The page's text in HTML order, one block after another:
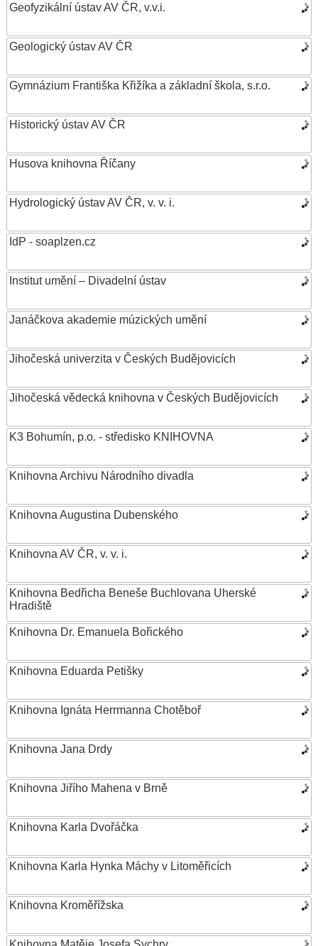
Geofyzikální ústav AV ČR, v.v.i.
Geologický ústav AV ČR
Gymnázium Františka Křižíka a základní škola, s.r.o.
Historický ústav AV ČR
Husova knihovna Říčany
Hydrologický ústav AV ČR, v. v. i.
IdP - soaplzen.cz
Institut umění – Divadelní ústav
Janáčkova akademie múzických umění
Jihočeská univerzita v Českých Budějovicích
Jihočeská vědecká knihovna v Českých Budějovicích
K3 Bohumín, p.o. - středisko KNIHOVNA
Knihovna Archivu Národního divadla
Knihovna Augustina Dubenského
Knihovna AV ČR, v. v. i.
Knihovna Bedřicha Beneše Buchlovana Uherské
Hradiště
Knihovna Dr. Emanuela Bořického
Knihovna Eduarda Petišky
Knihovna Ignáta Herrmanna Chotěboř
Knihovna Jana Drdy
Knihovna Jiřího Mahena v Brně
Knihovna Karla Dvořáčka
Knihovna Karla Hynka Máchy v Litoměřicích
Knihovna Kroměřížska